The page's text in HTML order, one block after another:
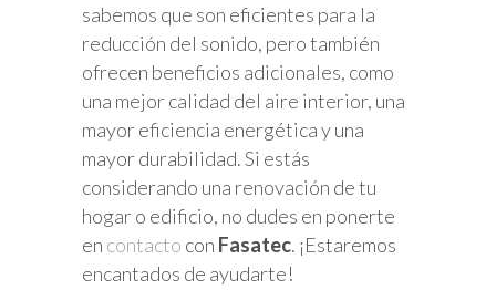
sabemos que son eficientes para la
reducción del sonido, pero también
ofrecen beneficios adicionales, como
una mejor calidad del aire interior, una
mayor eficiencia energética y una
mayor durabilidad. Si estás
considerando una renovación de tu
hogar o edificio, no dudes en ponerte
en contacto con Fasatec. ¡Estaremos
encantados de ayudarte!